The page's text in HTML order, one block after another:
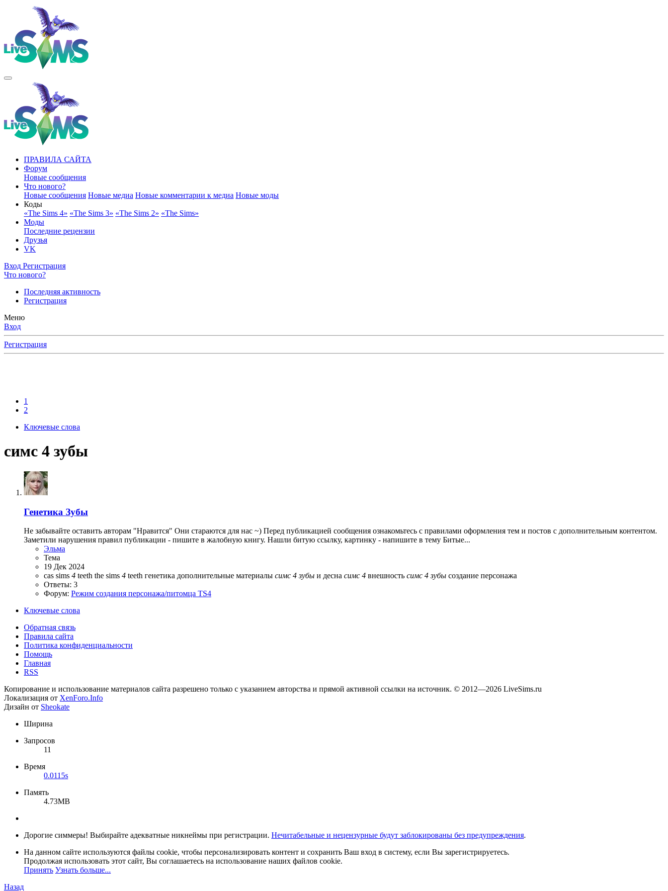
ПРАВИЛА САЙТА
Форум
Новые сообщения
Что нового?
Новые сообщения Новые медиа Новые комментарии к медиа Новые моды
Коды
«The Sims 4» «The Sims 3» «The Sims 2» «The Sims»
Моды
Последние рецензии
Друзья
VK
Вход Регистрация
Что нового?
Последняя активность
Регистрация
Меню
Вход
Регистрация
1
2
Ключевые слова
симс 4 зубы
Генетика Зубы
Не забывайте оставить авторам "Нравится" Они стараются для нас ~) Перед публикацией сообщения ознакомьтесь с правилами оформления тем и постов с дополнительным контентом.
Заметили нарушения правил публикации - пишите в жалобную книгу. Нашли битую ссылку, картинку - напишите в тему Битые...
Эльма
Тема
19 Дек 2024
cas sims 4 teeth the sims 4 teeth генетика дополнительные материалы симс 4 зубы и десна симс 4 внешность симс 4 зубы создание персонажа
Ответы: 3
Форум: Режим создания персонажа/питомца TS4
Ключевые слова
Обратная связь
Правила сайта
Политика конфиденциальности
Помощь
Главная
RSS
Копирование и использование материалов сайта разрешено только с указанием авторства и прямой активной ссылки на источник. © 2012—2026 LiveSims.ru
Локализация от XenForo.Info
Дизайн от Sheokate
Ширина
Запросов
11
Время
0.0115s
Память
4.73MB
Дорогие симмеры! Выбирайте адекватные никнеймы при регистрации. Нечитабельные и нецензурные будут заблокированы без предупреждения.
На данном сайте используются файлы cookie, чтобы персонализировать контент и сохранить Ваш вход в систему, если Вы зарегистрируетесь.
Продолжая использовать этот сайт, Вы соглашаетесь на использование наших файлов cookie.
Принять Узнать больше...
Назад